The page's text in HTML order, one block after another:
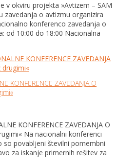
v okviru projekta »Avtizem – SAM
zavedanja o avtizmu organizira
konferenco zavedanja o
od 10:00 do 18:00 Nacionalna
KONFERENCE ZAVEDANJA O
KONFERENCE ZAVEDANJA O
Na nacionalni konferenci
so povabljeni številni pomembni
za iskanje primernih rešitev za